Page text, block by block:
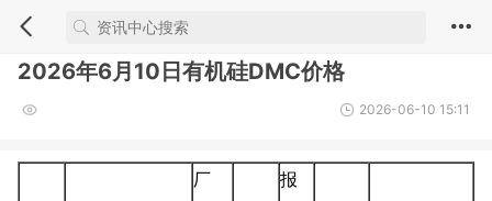
2026年6月10日有机硅DMC价格
2026-06-10 15:11
厂
报